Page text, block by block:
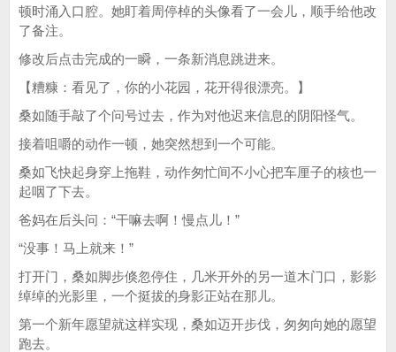
顿时涌入口腔。她盯着周停棹的头像看了一会儿，顺手给他改
了备注。
修改后点击完成的一瞬，一条新消息跳进来。
【糟糠：看见了，你的小花园，花开得很漂亮。】
桑如随手敲了个问号过去，作为对他迟来信息的阴阳怪气。
接着咀嚼的动作一顿，她突然想到一个可能。
桑如飞快起身穿上拖鞋，动作匆忙间不小心把车厘子的核也一
起咽了下去。
爸妈在后头问：“干嘛去啊！慢点儿！”
“没事！马上就来！”
打开门，桑如脚步倏忽停住，几米开外的另一道木门口，影影
绰绰的光影里，一个挺拔的身影正站在那儿。
第一个新年愿望就这样实现，桑如迈开步伐，匆匆向她的愿望
跑去。